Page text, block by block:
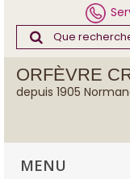
ORFÈVRE
depuis 1905
MENU